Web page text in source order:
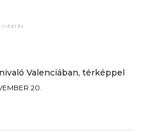
Valenciában, térképpel
20.